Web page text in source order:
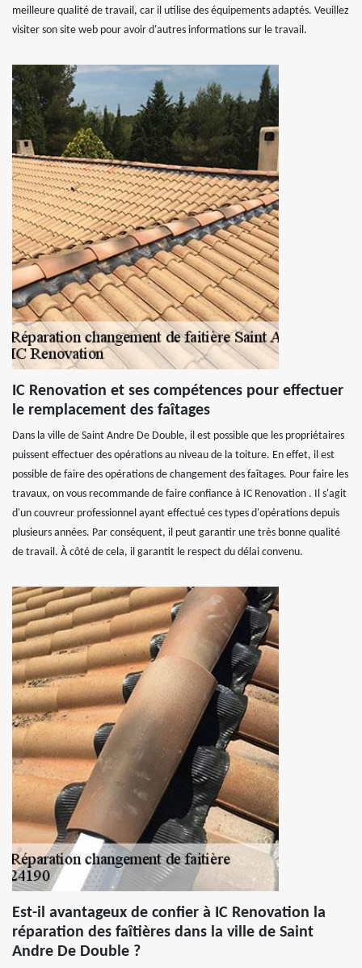
meilleure qualité de travail, car il utilise des équipements adaptés. Veuillez
visiter son site web pour avoir d'autres informations sur le travail.
IC Renovation et ses compétences pour effectuer
le remplacement des faîtages
Dans la ville de Saint Andre De Double, il est possible que les propriétaires
puissent effectuer des opérations au niveau de la toiture. En effet, il est
possible de faire des opérations de changement des faîtages. Pour faire les
travaux, on vous recommande de faire confiance à IC Renovation . Il s'agit
d'un couvreur professionnel ayant effectué ces types d'opérations depuis
plusieurs années. Par conséquent, il peut garantir une très bonne qualité
de travail. À côté de cela, il garantit le respect du délai convenu.
Est-il avantageux de confier à IC Renovation la
réparation des faîtières dans la ville de Saint
Andre De Double ?